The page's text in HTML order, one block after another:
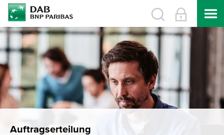
Auftragserteilung